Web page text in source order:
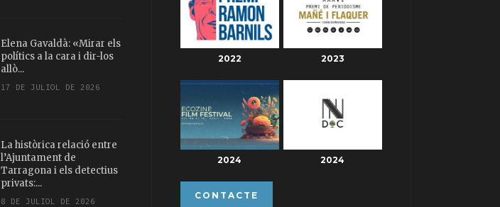
Elena Gavaldà: «Mirar els
polítics a la cara i dir-los
allò...
17 DE JULIOL DE 2026
La històrica relació entre
l’Ajuntament de
Tarragona i els detectius
privats:...
8 DE JULIOL DE 2026
2022 2023
2024 2024
CONTACTE